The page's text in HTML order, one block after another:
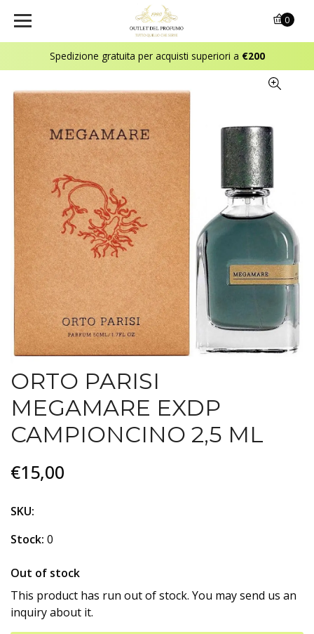
Spedizione gratuita per acquisti superiori a €200
0
ORTO PARISI
MEGAMARE EXDP
CAMPIONCINO 2,5 ML
€15,00
SKU:
Stock: 0
Out of stock
This product has run out of stock. You may send us an
inquiry about it.